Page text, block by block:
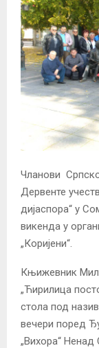
Чланови
Дервенте
дијаспора“ у
викенда у
„Коријени“.
Књижевник
„Ћирилица
стола под
вечери поред
„Вихора“ Ненад